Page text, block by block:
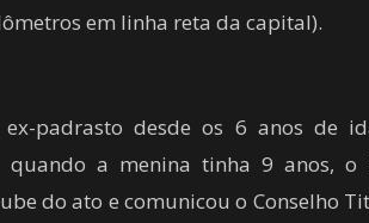
em linha reta da capital).
padrasto desde os 6 anos de
quando a menina tinha 9 anos,
do ato e comunicou o Conselho